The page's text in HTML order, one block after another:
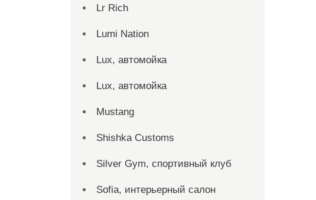
Lr Rich
Lumi Nation
Lux, автомойка
Lux, автомойка
Mustang
Shishka Customs
Silver Gym, спортивный клуб
Sofia, интерьерный салон